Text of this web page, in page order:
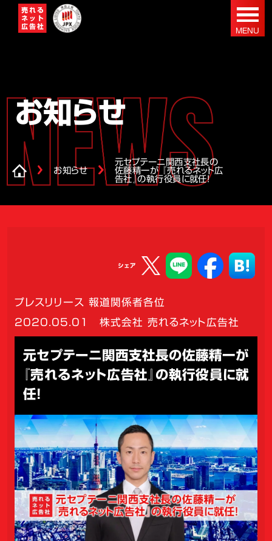
お知らせ
お知らせ
元セプテーニ関西支社長の
佐藤精一が 『売れるネット広
告社』の執行役員に就任！
シェア
プレスリリース 報道関係者各位
2020.05.01 株式会社 売れるネット広告社
元セプテーニ関西支社長の佐藤精一が
『売れるネット広告社』の執行役員に就
任！